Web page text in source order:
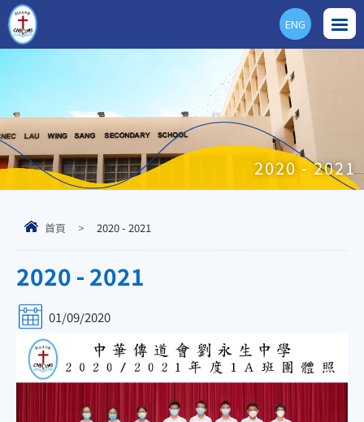
ENG
2020 - 2021
首頁 > 2020 - 2021
2020 - 2021
01/09/2020